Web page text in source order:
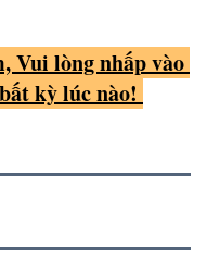
Vui lòng nhấp vào
kỳ lúc nào!